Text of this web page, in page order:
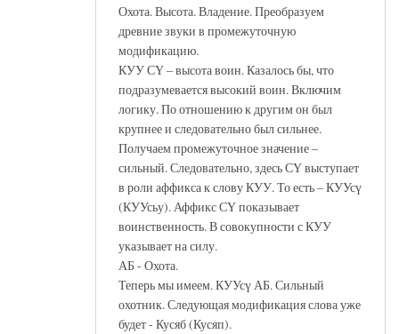
Охота. Высота. Владение. Преобразуем
древние звуки в промежуточную
модификацию.
КУУ СҮ – высота воин. Казалось бы, что
подразумевается высокий воин. Включим
логику. По отношению к другим он был
крупнее и следовательно был сильнее.
Получаем промежуточное значение –
сильный. Следовательно, здесь СҮ выступает
в роли аффикса к слову КУУ. То есть – КУУсү
(КУУсьу). Аффикс СҮ показывает
воинственность. В совокупности с КУУ
указывает на силу.
АБ - Охота.
Теперь мы имеем. КУУсү АБ. Сильный
охотник. Следующая модификация слова уже
будет - Кусяб (Кусяп).